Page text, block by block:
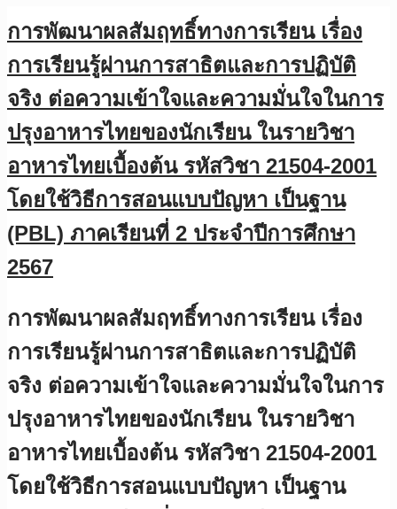
การพัฒนาผลสัมฤทธิ์ทางการเรียน เรื่อง
การเรียนรู้ผ่านการสาธิตและการปฏิบัติ
จริง ต่อความเข้าใจและความมั่นใจในการ
ปรุงอาหารไทยของนักเรียน ในรายวิชา
อาหารไทยเบื้องต้น รหัสวิชา 21504-2001
โดยใช้วิธีการสอนแบบปัญหา เป็นฐาน
(PBL) ภาคเรียนที่ 2 ประจําปีการศึกษา
2567
การพัฒนาผลสัมฤทธิ์ทางการเรียน เรื่อง
การเรียนรู้ผ่านการสาธิตและการปฏิบัติ
จริง ต่อความเข้าใจและความมั่นใจในการ
ปรุงอาหารไทยของนักเรียน ในรายวิชา
อาหารไทยเบื้องต้น รหัสวิชา 21504-2001
โดยใช้วิธีการสอนแบบปัญหา เป็นฐาน